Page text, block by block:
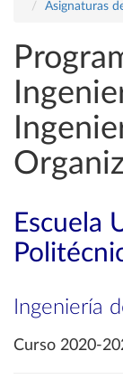
Asignaturas
Escuela
Ingeniería
Curso 2020-